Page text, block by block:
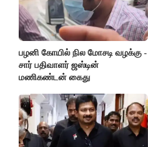
பழனி கோயில் நில மோசடி வழக்கு -
சார் பதிவாளர் ஜஸ்டின்
மணிகண்டன் கைது